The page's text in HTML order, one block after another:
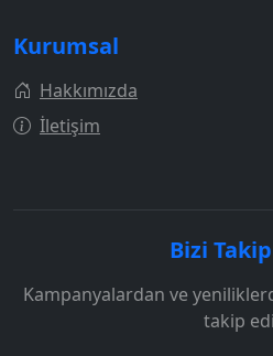
Kurumsal
Hakkımızda
İletişim
Bizi
Kampanyalardan ve
takip